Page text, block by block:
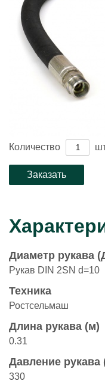
Количество
Диаметр рукава
Рукав DIN 2SN d=10
Техника
Ростсельмаш
Длина рукава (м)
0.31
Давление рукава
330